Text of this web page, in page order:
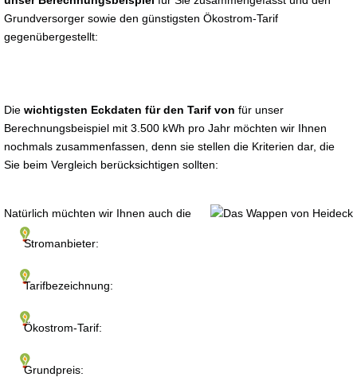
Grundversorger sowie den günstigsten Ökostrom-Tarif
gegenübergestellt:
Die wichtigsten Eckdaten für den Tarif von für unser
Berechnungsbeispiel mit 3.500 kWh pro Jahr möchten wir Ihnen
nochmals zusammenfassen, denn sie stellen die Kriterien dar, die
Sie beim Vergleich berücksichtigen sollten:
Stromanbieter:
Tarifbezeichnung:
Ökostrom-Tarif:
Grundpreis:
Natürlich müchten wir Ihnen auch die